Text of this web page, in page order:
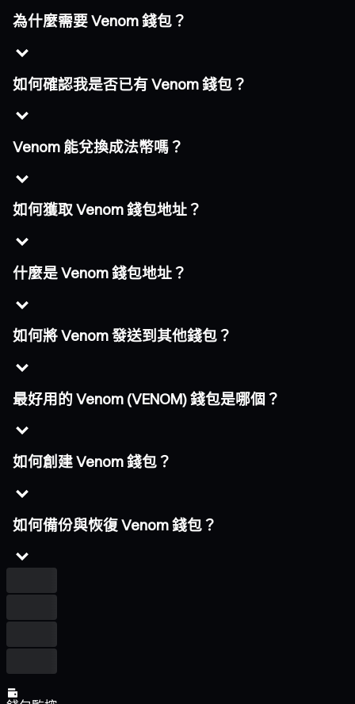
為什麼需要 Venom 錢包？
如何確認我是否已有 Venom 錢包？
Venom 能兌換成法幣嗎？
如何獲取 Venom 錢包地址？
什麼是 Venom 錢包地址？
如何將 Venom 發送到其他錢包？
最好用的 Venom (VENOM) 錢包是哪個？
如何創建 Venom 錢包？
如何備份與恢復 Venom 錢包？